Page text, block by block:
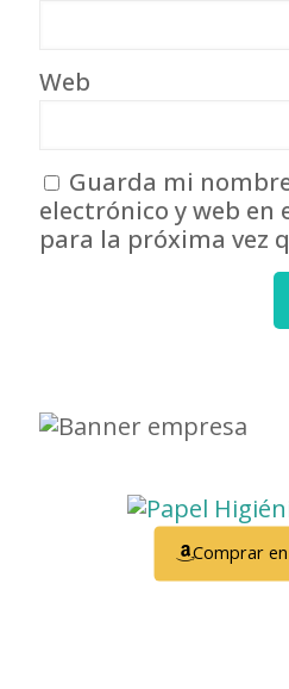
Web
Guarda mi
electrónico y web en
para la próxima vez
Comprar